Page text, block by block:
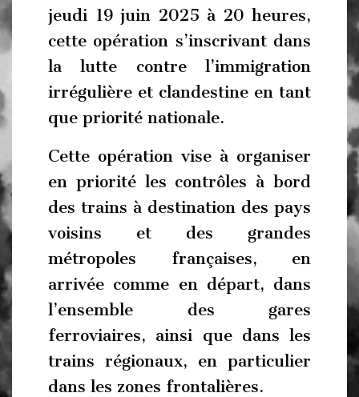
jeudi 19 juin 2025 à 20 heures,
cette opération s’inscrivant dans
la lutte contre l’immigration
irrégulière et clandestine en tant
que priorité nationale.
Cette opération vise à organiser
en priorité les contrôles à bord
des trains à destination des pays
voisins et des grandes
métropoles françaises, en
arrivée comme en départ, dans
l’ensemble des gares
ferroviaires, ainsi que dans les
trains régionaux, en particulier
dans les zones frontalières.